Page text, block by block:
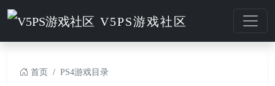
V5PS游戏社区
首页 PS4游戏目录